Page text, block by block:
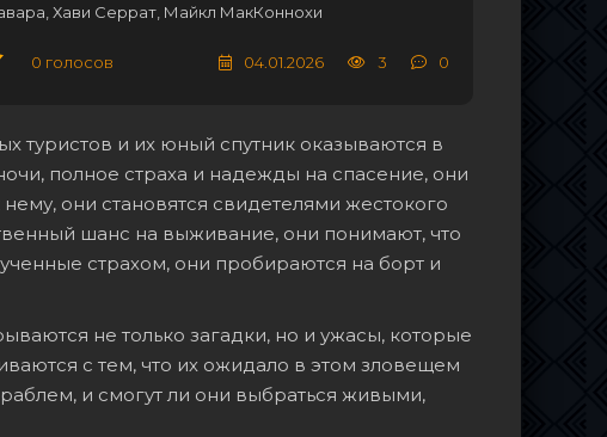
Хави Серрат, Майкл МакКоннохи
0 голосов 04.01.2026 3 0
туристов и их юный спутник оказываются в
полное страха и надежды на спасение, они
они становятся свидетелями жестокого
шанс на выживание, они понимают, что
страхом, они пробираются на борт и
не только загадки, но и ужасы, которые
с тем, что их ожидало в этом зловещем
и смогут ли они выбраться живыми,